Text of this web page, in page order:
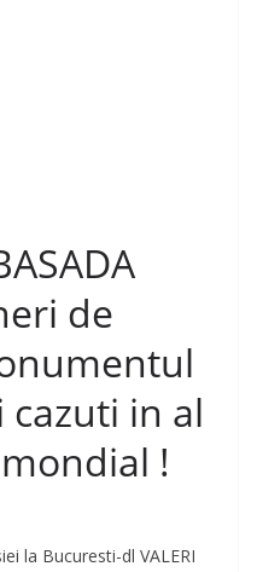
de
in al
!
la Bucuresti-dl VALERI